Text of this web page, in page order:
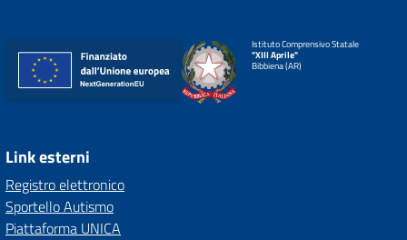
Istituto Comprensivo Statale
"XIII Aprile"
Bibbiena (AR)
Link esterni
Registro elettronico
Sportello Autismo
Piattaforma UNICA